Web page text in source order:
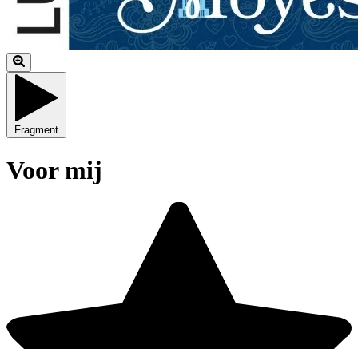
Fragment
Voor mij